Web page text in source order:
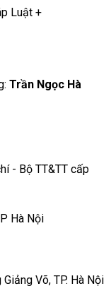
Luật +
Trần Ngọc Hà
- Bộ TT&TT cấp
Hà Nội
Võ, TP. Hà Nội